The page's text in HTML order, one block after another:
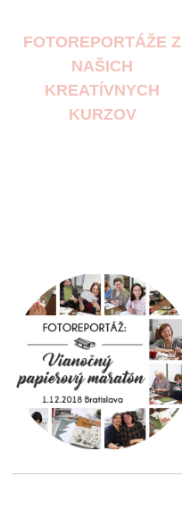
FOTOREPORTÁŽE Z
NAŠICH
KREATÍVNYCH
KURZOV